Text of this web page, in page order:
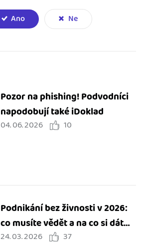
Ano Ne
Pozor na phishing! Podvodníci
napodobují také iDoklad
04. 06. 2026 10
Podnikání bez živnosti v 2026:
co musíte vědět a na co si dát
pozor
24. 03. 2026 37